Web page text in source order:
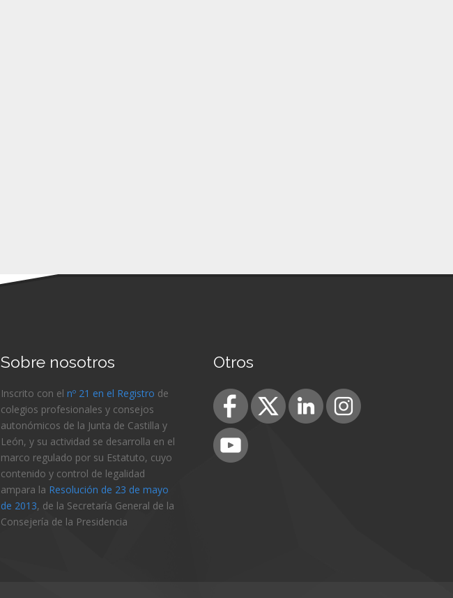
Sobre nosotros
Inscrito con elnº 21 en el Registro de
colegios profesionales y consejos
autonómicos de la Junta de Castilla y
León, y su actividad se desarrolla en el
marco regulado por su Estatuto, cuyo
contenido y control de legalidad
ampara la Resolución de 23 de mayo
de 2013, de la Secretaría General de la
Consejería de la Presidencia
Otros